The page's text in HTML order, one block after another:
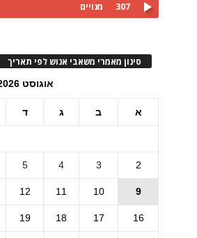
307 מנויים
סינון מאמרי משאבי אנוש לפי תאריך
אוגוסט 2026
א ב ג ד
2
3
4
5
9
10
11
12
16
17
18
19